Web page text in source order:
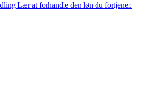
Lær at forhandle den løn du fortjener.